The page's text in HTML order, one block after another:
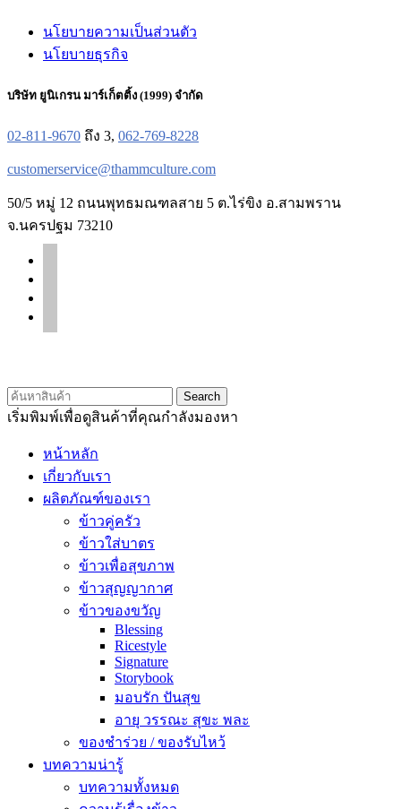
นโยบายความเป็นส่วนตัว
นโยบายธุรกิจ
บริษัท ยูนิเกรน มาร์เก็ตติ้ง (1999) จำกัด
02-811-9670 ถึง 3, 062-769-8228
customerservice@thammculture.com
50/5 หมู่ 12 ถนนพุทธมณฑลสาย 5 ต.ไร่ขิง อ.สามพราน
จ.นครปฐม 73210
Search
เริ่มพิมพ์เพื่อดูสินค้าที่คุณกำลังมองหา
หน้าหลัก
เกี่ยวกับเรา
ผลิตภัณฑ์ของเรา
ข้าวคู่ครัว
ข้าวใส่บาตร
ข้าวเพื่อสุขภาพ
ข้าวสุญญากาศ
ข้าวของขวัญ
Blessing
Ricestyle
Signature
Storybook
มอบรัก ปันสุข
อายุ วรรณะ สุขะ พละ
ของชำร่วย / ของรับไหว้
บทความน่ารู้
บทความทั้งหมด